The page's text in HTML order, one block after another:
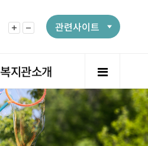
화면확대
화면축소
관련사이트
복지관소개 전체메